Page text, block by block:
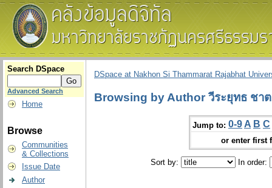
Search DSpace
Advanced Search
Home
Browse
Communities
& Collections
Issue Date
Author
DSpace at Nakhon Si Thammarat Rajabhat
Browsing by Author วีระยุทธ ชา
Jump to: 0-9 A B C
or enter first
Sort by: In order: